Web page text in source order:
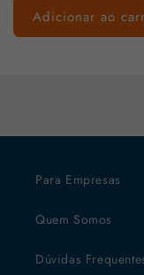
Adicionar ao
Para Empresas
Quem Somos
Dúvidas